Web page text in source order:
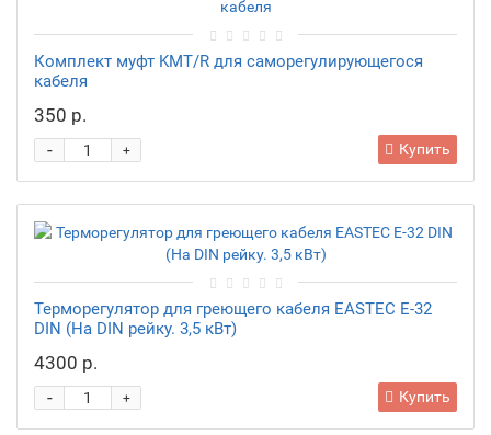
Комплект муфт KMT/R для саморегулирующегося
кабеля
350 р.
+
- Купить
Терморегулятор для греющего кабеля EASTEC E-32
DIN (На DIN рейку. 3,5 кВт)
4300 р.
+
- Купить